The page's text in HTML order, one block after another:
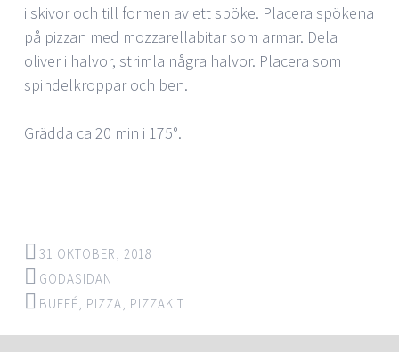
i skivor och till formen av ett spöke. Placera spökena
på pizzan med mozzarellabitar som armar. Dela
oliver i halvor, strimla några halvor. Placera som
spindelkroppar och ben.
Grädda ca 20 min i 175°.
31 OKTOBER, 2018
GODASIDAN
BUFFÉ PIZZA PIZZAKIT